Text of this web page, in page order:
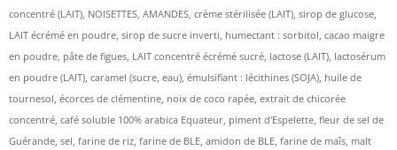
concentré (LAIT), NOISETTES, AMANDES, crème stérilisée (LAIT), sirop de glucose,
LAIT écrémé en poudre, sirop de sucre inverti, humectant : sorbitol, cacao maigre
en poudre, pâte de figues, LAIT concentré écrémé sucré, lactose (LAIT), lactosérum
en poudre (LAIT), caramel (sucre, eau), émulsifiant : lécithines (SOJA), huile de
tournesol, écorces de clémentine, noix de coco rapée, extrait de chicorée
concentré, café soluble 100% arabica Equateur, piment d'Espelette, fleur de sel de
Guérande, sel, farine de riz, farine de BLE, amidon de BLE, farine de maîs, malt